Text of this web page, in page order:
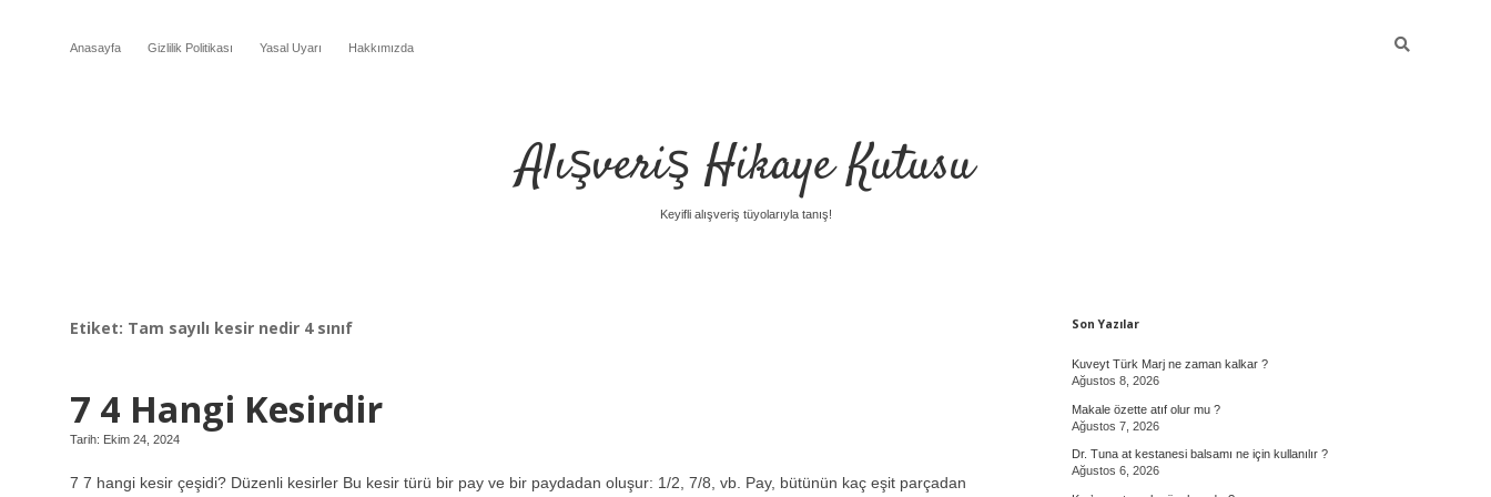
Anasayfa Gizlilik Politikası Yasal Uyarı Hakkımızda
Alışveriş Hikaye Kutusu
Keyifli alışveriş tüyolarıyla tanış!
Etiket: Tam sayılı kesir nedir 4 sınıf
7 4 Hangi Kesirdir
Tarih: Ekim 24, 2024
7 7 hangi kesir çeşidi? Düzenli kesirler Bu kesir türü bir pay ve bir paydadan oluşur: 1/2, 7/8, vb. Pay, bütünün kaç eşit parçadan
Sidebar
Son Yazılar
Kuveyt Türk Marj ne zaman kalkar ?
Ağustos 8, 2026
Makale özette atıf olur mu ?
Ağustos 7, 2026
Dr. Tuna at kestanesi balsamı ne için kullanılır ?
Ağustos 6, 2026